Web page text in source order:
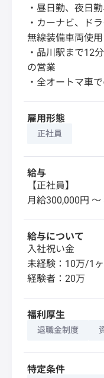
・昼日勤、夜日
・カーナビ、ド
無線装備車両使用
・品川駅まで12
の営業
・全オートマ車
雇用形態
正社員
給与
【正社員】
月給300,000円 〜
給与について
入社祝い金
未経験：10万/1
経験者：20万
福利厚生
退職金制度
特定条件